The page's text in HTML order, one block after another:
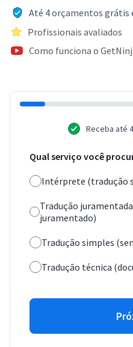
Até 4 orçamentos grátis
Profissionais avaliados
Como funciona o
Receba até
Qual serviço você
Intérprete (tradução
Tradução
juramentado)
Tradução simples
Tradução técnica